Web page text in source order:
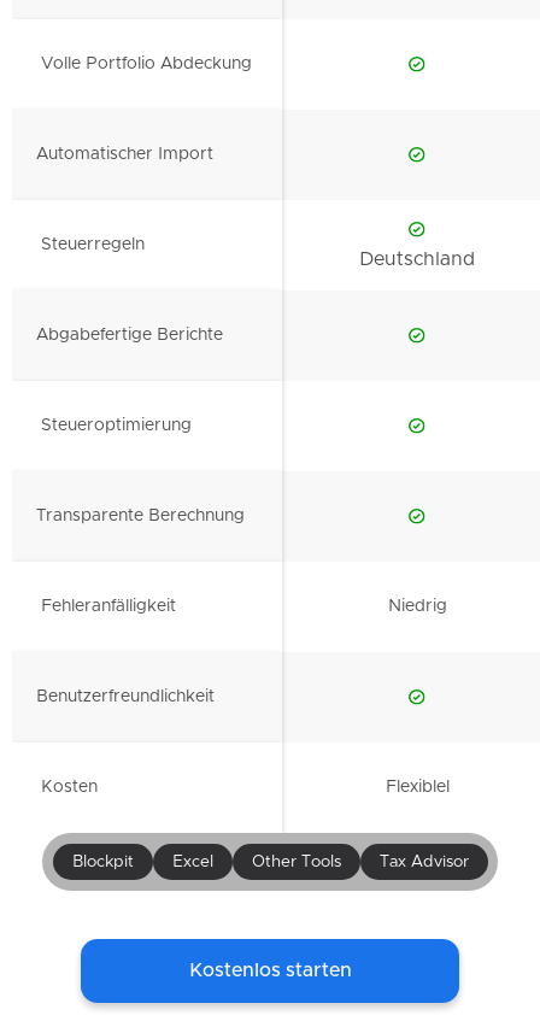
Volle Portfolio Abdeckung
Automatischer Import
Steuerregeln
Deutschland
Abgabefertige Berichte
Steueroptimierung
Transparente Berechnung
Fehleranfälligkeit Niedrig
Benutzerfreundlichkeit
Kosten Flexiblel
Blockpit Excel Other Tools Tax Advisor
Kostenlos starten